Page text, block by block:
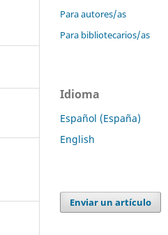
Para autores/as
Para bibliotecarios/as
Idioma
Español (España)
English
Enviar un artículo